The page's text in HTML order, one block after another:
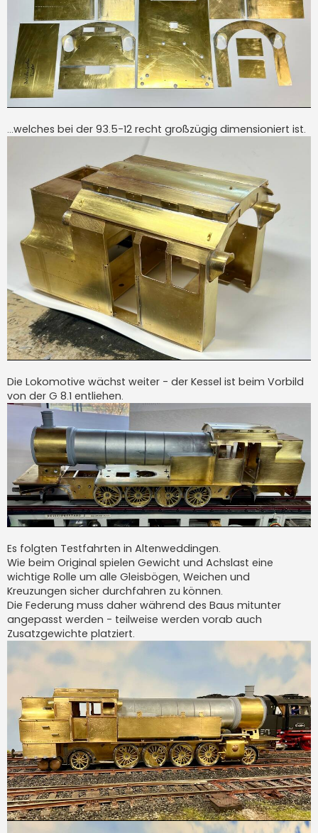
...welches bei der 93.5-12 recht großzügig dimensioniert ist.
Die Lokomotive wächst weiter - der Kessel ist beim Vorbild
von der G 8.1 entliehen.
Es folgten Testfahrten in Altenweddingen.
Wie beim Original spielen Gewicht und Achslast eine
wichtige Rolle um alle Gleisbögen, Weichen und
Kreuzungen sicher durchfahren zu können.
Die Federung muss daher während des Baus mitunter
angepasst werden - teilweise werden vorab auch
Zusatzgewichte platziert.